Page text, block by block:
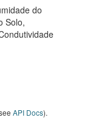
do
Solo,
API Docs).